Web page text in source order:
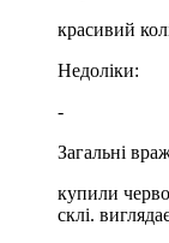
красивий
Недоліки:
-
Загальні
купили
склі.